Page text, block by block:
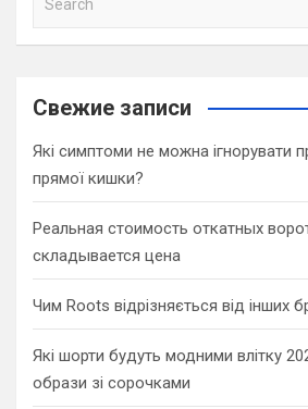
a
c
Свежие записи
Які симптоми не можна ігнорувати
прямої кишки?
Реальная стоимость откатных
складывается цена
Чим Roots відрізняється від інших
Які шорти будуть модними влітку
образи зі сорочками